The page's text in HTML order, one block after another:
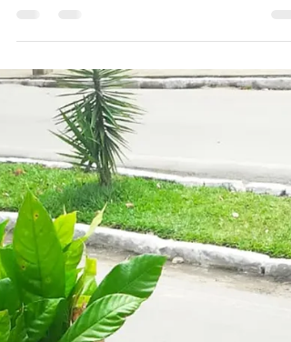
Mudas da Biofábrica
recompõem áreas de
mata em Santo Antônio
de Jesus
Ipê amarelo, jacarandá mimoso, pau santo,
acácia mangium, aroeira, juerana vermelha,
cobi, além de goiaba paluma, açaí entre
outras. Com...